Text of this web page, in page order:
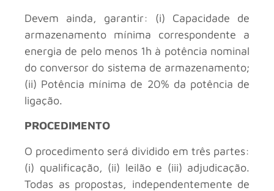
Devem ainda, garantir: (i) Capacidade de
armazenamento mínima correspondente a
energia de pelo menos 1h à potência nominal
do conversor do sistema de armazenamento;
(ii) Potência mínima de 20% da potência de
ligação.
PROCEDIMENTO
O procedimento será dividido em três partes:
(i) qualificação, (ii) leilão e (iii) adjudicação.
Todas as propostas, independentemente de